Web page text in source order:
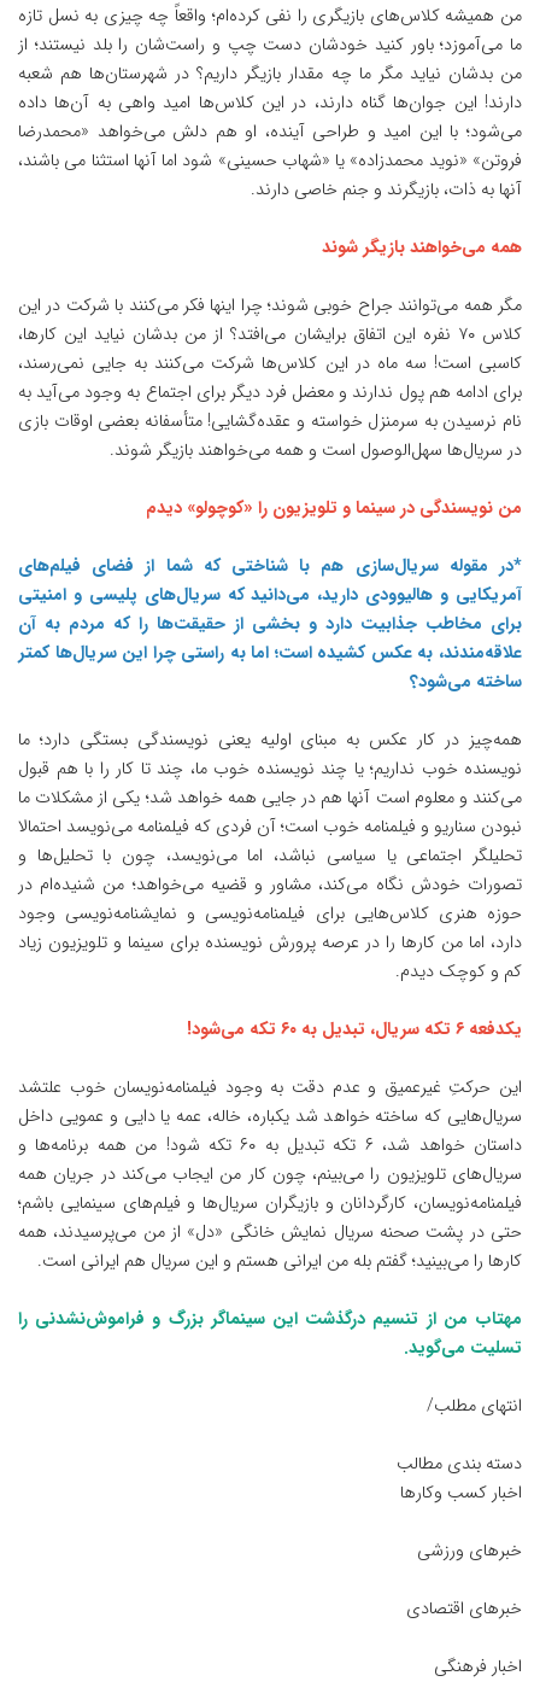
من همیشه کلاس‌های بازیگری را نفی کرده‌ام؛ واقعاً چه چیزی به نسل تازه
ما می‌آموزد؛ باور کنید خودشان دست چپ و راست‌شان را بلد نیستند؛ از
من بدشان نیاید مگر ما چه مقدار بازیگر داریم؟ در شهرستان‌‌ها هم شعبه
دارند! این‌ جوان‌ها گناه دارند، در این کلاس‌ها امید واهی به آن‌ها داده
می‌شود؛ با این امید و طراحی آینده، او هم دلش می‌خواهد «محمدرضا
فروتن» «نوید محمدزاده» یا «شهاب حسینی» شود اما آنها استثنا می باشند،
آنها به ذات، بازیگرند و جنم خاصی دارند.
همه می‌خواهند بازیگر شوند
مگر همه می‌توانند جراح خوبی شوند؛ چرا اینها فکر می‌کنند با شرکت در این
کلاس ۷۰ نفره این اتفاق برایشان می‌افتد؟ از من بدشان نیاید این کارها،
کاسبی است! سه ماه در این کلاس‌ها شرکت می‌کنند به جایی نمی‌رسند،
برای ادامه هم پول ندارند و معضل فرد دیگر برای اجتماع به وجود می‌آید به
نام نرسیدن به سرمنزل خواسته و عقده‌گشایی! متأسفانه بعضی اوقات بازی
در سریال‌ها سهل‌الوصول است و همه می‌خواهند بازیگر شوند.
من نویسندگی در سینما و تلویزیون را «کوچولو» دیدم
*در مقوله سریال‌سازی هم با شناختی که شما از فضای فیلم‌های
آمریکایی و هالیوودی دارید، می‌دانید که سریال‌های پلیسی و امنیتی
برای مخاطب جذابیت دارد و بخشی از حقیقت‌ها را که مردم به آن
علاقه‌مندند، به عکس کشیده است؛ اما به راستی چرا این سریال‌ها کمتر
ساخته می‌شود؟
همه‌چیز در کار عکس به مبنای اولیه یعنی نویسندگی بستگی دارد؛ ما
نویسنده خوب نداریم؛ یا چند نویسنده خوب ما، چند تا کار را با هم قبول
می‌کنند و معلوم است آنها هم در جایی همه خواهد شد؛ یکی از مشکلات ما
نبودن سناریو و فیلمنامه خوب است؛ آن فردی که فیلمنامه می‌نویسد احتمالا
تحلیلگر اجتماعی یا سیاسی نباشد، اما می‌نویسد، چون با تحلیل‌ها و
تصورات خودش نگاه می‌کند، مشاور و قضیه می‌خواهد؛ من شنیده‌ام در
حوزه هنری کلاس‌هایی برای فیلمنامه‌نویسی و نمایشنامه‌نویسی وجود
دارد، اما من کارها را در عرصه پرورش نویسنده برای سینما و تلویزیون زیاد
کم و کوچک دیدم.
یکدفعه ۶ تکه سریال، تبدیل به ۶۰ تکه می‌شود!
این حرکتِ غیرعمیق و عدم دقت به وجود فیلمنامه‌نویسان خوب علتشد
سریال‌هایی که ساخته خواهد شد یکباره، خاله، عمه یا دایی و عمویی داخل
داستان خواهد شد، ۶ تکه تبدیل به ۶۰ تکه شود! من همه برنامه‌ها و
سریال‌های تلویزیون را می‌بینم، چون کار من ایجاب می‌کند در جریان همه
فیلمنامه‌نویسان، کارگردانان و بازیگران سریال‌ها و فیلم‌های سینمایی باشم؛
حتی در پشت صحنه سریال نمایش خانگی «دل» از من می‌پرسیدند، همه
کارها را می‌بینید؛ گفتم بله من ایرانی هستم و این سریال هم ایرانی است.
مهتاب من از تنسیم درگذشت این سینماگر بزرگ و فراموش‌نشدنی را
تسلیت می‌گوید.
انتهای مطلب/
دسته بندی مطالب
اخبار کسب وکارها
خبرهای ورزشی
خبرهای اقتصادی
اخبار فرهنگی